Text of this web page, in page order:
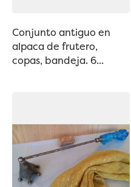
Conjunto antiguo en
alpaca de frutero,
copas, bandeja. 6...